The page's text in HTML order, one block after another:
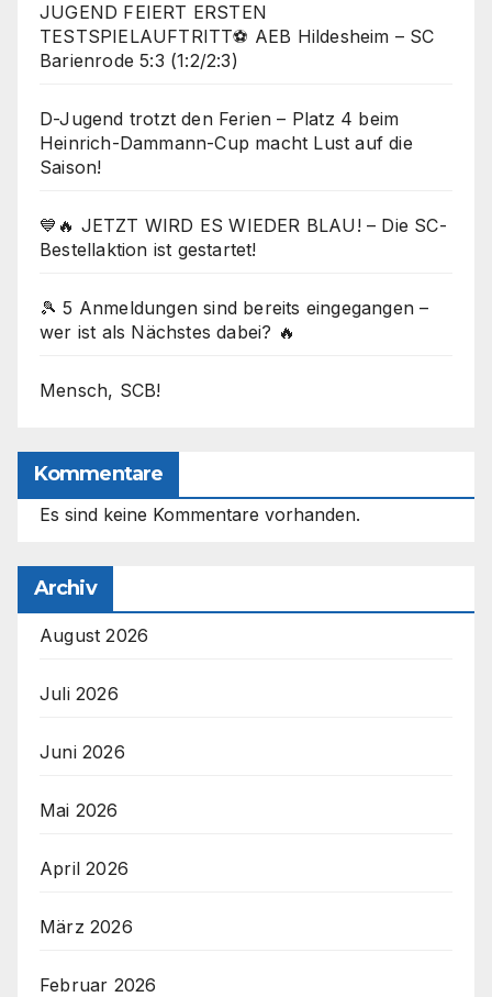
JUGEND FEIERT ERSTEN
TESTSPIELAUFTRITT⚽ AEB Hildesheim – SC
Barienrode 5:3 (1:2/2:3)
D-Jugend trotzt den Ferien – Platz 4 beim
Heinrich-Dammann-Cup macht Lust auf die
Saison!
💙🔥 JETZT WIRD ES WIEDER BLAU! – Die SC-
Bestellaktion ist gestartet!
🎾 5 Anmeldungen sind bereits eingegangen –
wer ist als Nächstes dabei? 🔥
Mensch, SCB!
Kommentare
Es sind keine Kommentare vorhanden.
Archiv
August 2026
Juli 2026
Juni 2026
Mai 2026
April 2026
März 2026
Februar 2026